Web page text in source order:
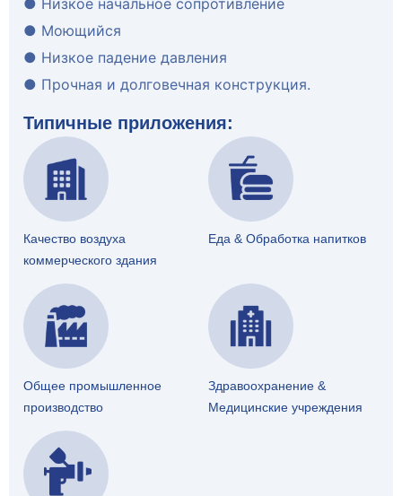
● Моющийся
● Низкое падение давления
● Прочная и долговечная конструкция.
Типичные приложения:
Качество воздуха
коммерческого здания
Еда & Обработка напитков
Общее промышленное
производство
Здравоохранение &
Медицинские учреждения